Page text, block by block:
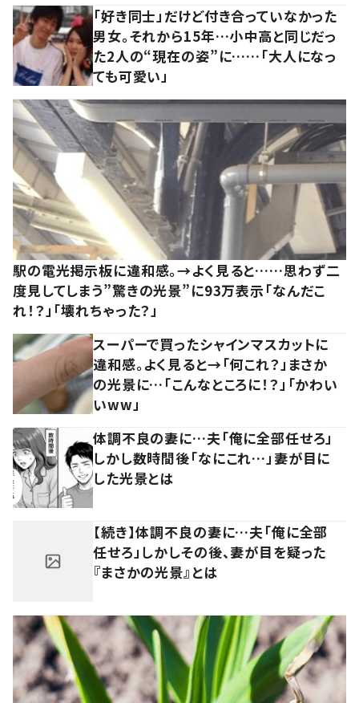
「好き同士」だけど付き合っていなかった
男女。それから15年…小中高と同じだっ
た2人の“現在の姿”に……「大人になっ
ても可愛い」
駅の電光掲示板に違和感。→よく見ると……思わず二
度見してしまう”驚きの光景”に93万表示「なんだこ
れ！？」「壊れちゃった？」
スーパーで買ったシャインマスカットに
違和感。よく見ると→「何これ？」まさか
の光景に…「こんなところに！？」「かわい
いww」
体調不良の妻に…夫「俺に全部任せろ」
しかし数時間後「なにこれ…」妻が目に
した光景とは
【続き】体調不良の妻に…夫「俺に全部
任せろ」しかしその後、妻が目を疑った
『まさかの光景』とは